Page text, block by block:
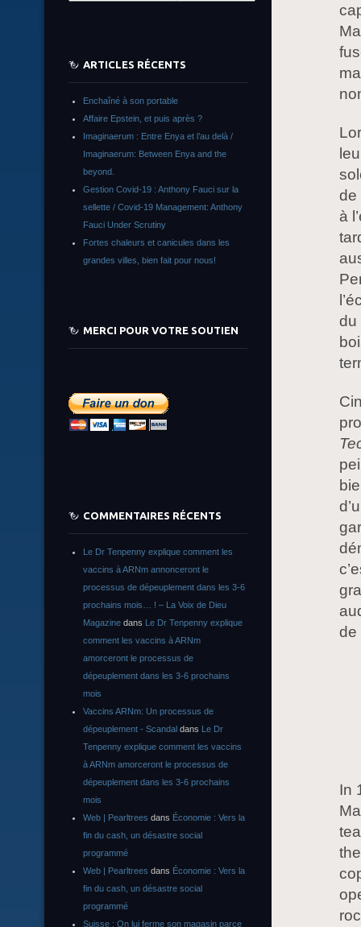
de
à
du
de
In
ARTICLES RÉCENTS
Enchaîné à son portable
Affaire Epstein, et puis après ?
Imaginaerum : Entre Enya et l’au delà /
Imaginaerum: Between Enya and the
beyond.
Gestion Covid-19 : Anthony Fauci sur la
sellette / Covid-19 Management: Anthony
Fauci Under Scrutiny
Fortes chaleurs et canicules dans les
grandes villes, bien fait pour nous!
MERCI POUR VOTRE SOUTIEN
COMMENTAIRES RÉCENTS
Le Dr Tenpenny explique comment les
vaccins à ARNm annonceront le
processus de dépeuplement dans les 3-6
prochains mois… ! – La Voix de Dieu
Magazine dans Le Dr Tenpenny explique
comment les vaccins à ARNm
amorceront le processus de
dépeuplement dans les 3-6 prochains
mois
Vaccins ARNm: Un processus de
dépeuplement - Scandal dans Le Dr
Tenpenny explique comment les vaccins
à ARNm amorceront le processus de
dépeuplement dans les 3-6 prochains
mois
Web | Pearltrees dans Économie : Vers la
fin du cash, un désastre social
programmé
Web | Pearltrees dans Économie : Vers la
fin du cash, un désastre social
programmé
Suisse : On lui ferme son magasin parce